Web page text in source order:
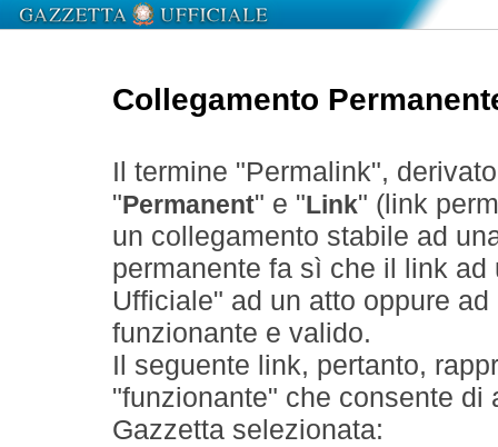
Collegamento
Il termine "Permalink",
" Permanent" e " Link" (link
un collegamento stabile ad
permanente fa sì che il link
Ufficiale" ad un atto oppure
funzionante e valido.
Il seguente link, pertanto,
"funzionante" che consente
Gazzetta selezionata: